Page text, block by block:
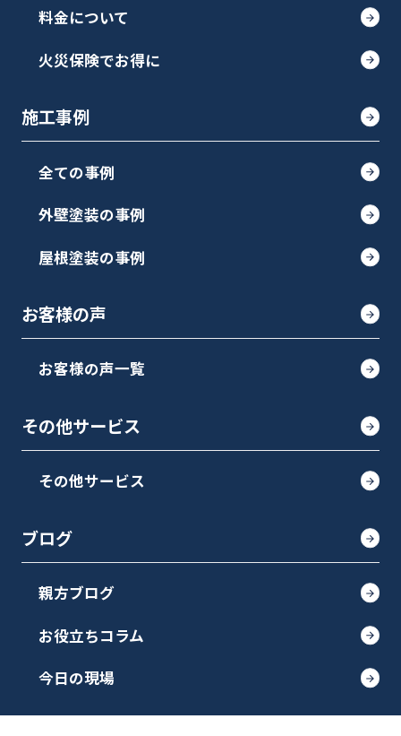
料金について
火災保険でお得に
施工事例
全ての事例
外壁塗装の事例
屋根塗装の事例
お客様の声
お客様の声一覧
その他サービス
その他サービス
ブログ
親方ブログ
お役立ちコラム
今日の現場